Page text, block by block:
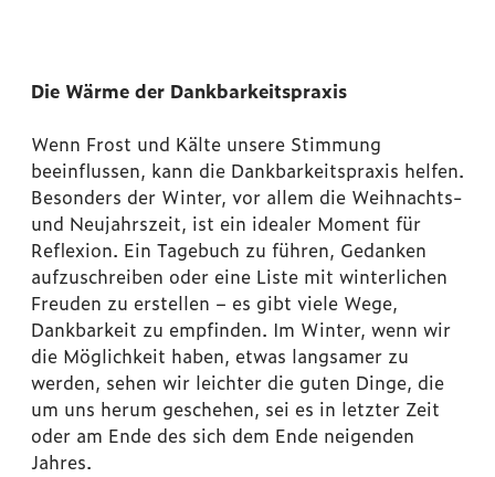
Die Wärme der Dankbarkeitspraxis
Wenn Frost und Kälte unsere Stimmung
beeinflussen, kann die Dankbarkeitspraxis helfen.
Besonders der Winter, vor allem die Weihnachts-
und Neujahrszeit, ist ein idealer Moment für
Reflexion. Ein Tagebuch zu führen, Gedanken
aufzuschreiben oder eine Liste mit winterlichen
Freuden zu erstellen – es gibt viele Wege,
Dankbarkeit zu empfinden. Im Winter, wenn wir
die Möglichkeit haben, etwas langsamer zu
werden, sehen wir leichter die guten Dinge, die
um uns herum geschehen, sei es in letzter Zeit
oder am Ende des sich dem Ende neigenden
Jahres.